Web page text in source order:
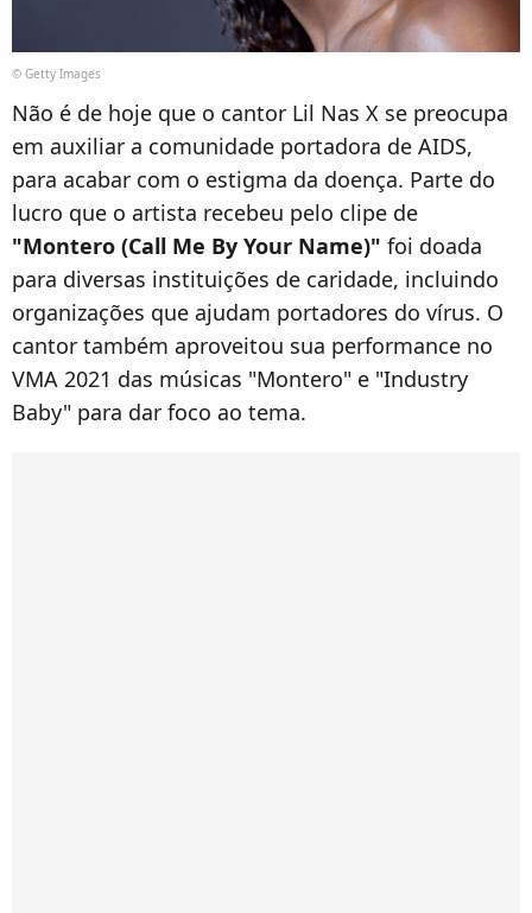
© Getty Images
Não é de hoje que o cantor Lil Nas X se preocupa
em auxiliar a comunidade portadora de AIDS,
para acabar com o estigma da doença. Parte do
lucro que o artista recebeu pelo clipe de
"Montero (Call Me By Your Name)" foi doada
para diversas instituições de caridade, incluindo
organizações que ajudam portadores do vírus. O
cantor também aproveitou sua performance no
VMA 2021 das músicas "Montero" e "Industry
Baby" para dar foco ao tema.